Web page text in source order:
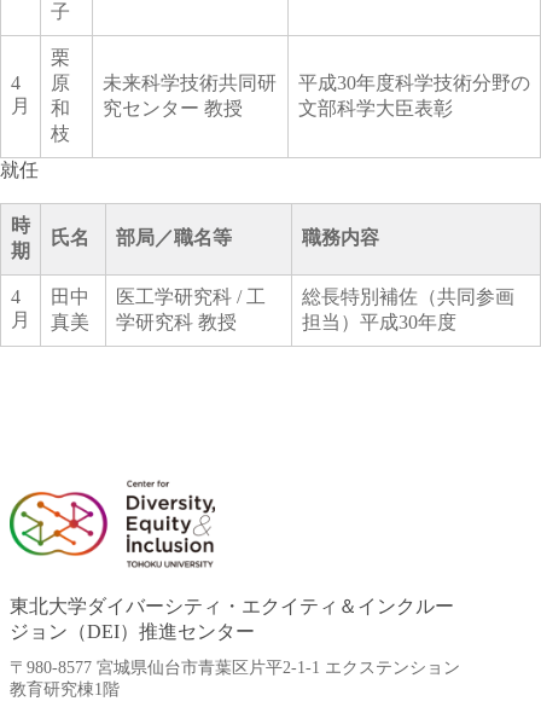
子
4
月
栗
原
和
枝
未来科学技術共同研
究センター 教授
平成30年度科学技術分野の
文部科学大臣表彰
就任
時
期
氏名 部局／職名等 職務内容
4
月
田中
真美
医工学研究科 / 工
学研究科 教授
総長特別補佐（共同参画
担当）平成30年度
東北大学ダイバーシティ・エクイティ＆インクルー
ジョン（DEI）推進センター
〒980-8577 宮城県仙台市青葉区片平2-1-1 エクステンション
教育研究棟1階